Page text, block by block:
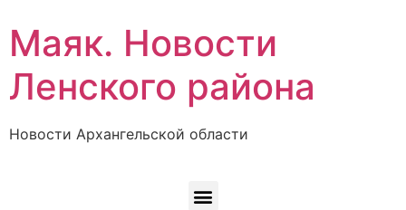
Маяк. Новости
Ленского района
Новости Архангельской области